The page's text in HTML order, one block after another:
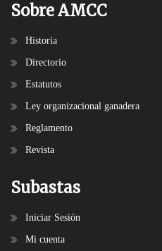
Sobre AMCC
Historia
Directorio
Estatutos
Ley organizacional ganadera
Reglamento
Revista
Subastas
Iniciar Sesión
Mi cuenta